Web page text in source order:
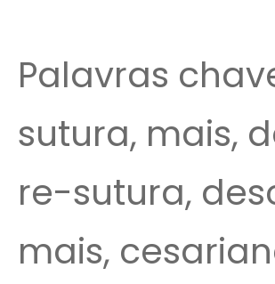
Palavras
sutura, mais,
re-sutura,
mais,